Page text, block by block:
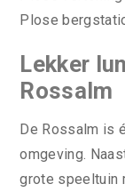
Plose
Lekker
Rossalm
De Rossalm is
omgeving.
grote speeltuin